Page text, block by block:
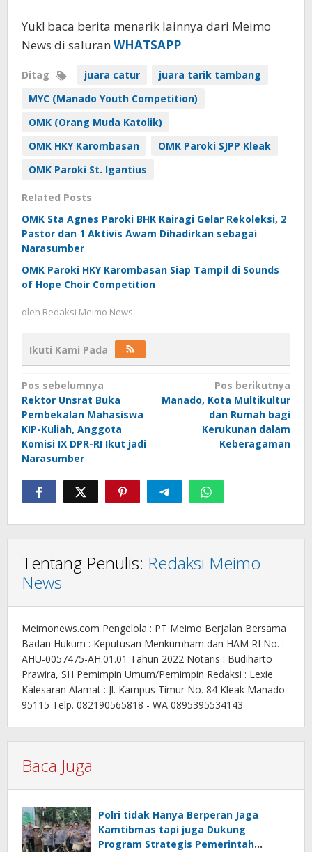
Yuk! baca berita menarik lainnya dari Meimo
News di saluran WHATSAPP
Ditag juara catur
juara tarik tambang
MYC (Manado Youth Competition)
OMK (Orang Muda Katolik)
OMK HKY Karombasan
OMK Paroki SJPP Kleak
OMK Paroki St. Igantius
Related Posts
OMK Sta Agnes Paroki BHK Kairagi Gelar Rekoleksi, 2
Pastor dan 1 Aktivis Awam Dihadirkan sebagai
Narasumber
OMK Paroki HKY Karombasan Siap Tampil di Sounds
of Hope Choir Competition
oleh Redaksi Meimo News
Ikuti Kami Pada
Navigasi
pos
Pos sebelumnya
Rektor Unsrat Buka
Pembekalan Mahasiswa
KIP-Kuliah, Anggota
Komisi IX DPR-RI Ikut jadi
Narasumber
Pos berikutnya
Manado, Kota Multikultur
dan Rumah bagi
Kerukunan dalam
Keberagaman
Tentang Penulis: Redaksi Meimo
News
Meimonews.com Pengelola : PT Meimo Berjalan Bersama
Badan Hukum : Keputusan Menkumham dan HAM RI No. :
AHU-0057475-AH.01.01 Tahun 2022 Notaris : Budiharto
Prawira, SH Pemimpin Umum/Pemimpin Redaksi : Lexie
Kalesaran Alamat : Jl. Kampus Timur No. 84 Kleak Manado
95115 Telp. 082190565818 - WA 0895395534143
Baca Juga
Polri tidak Hanya Berperan Jaga
Kamtibmas tapi juga Dukung
Program Strategis Pemerintah